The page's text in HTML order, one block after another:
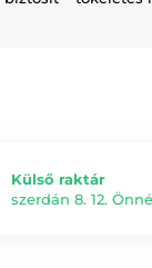
Külső raktár
szerdán 8. 12.